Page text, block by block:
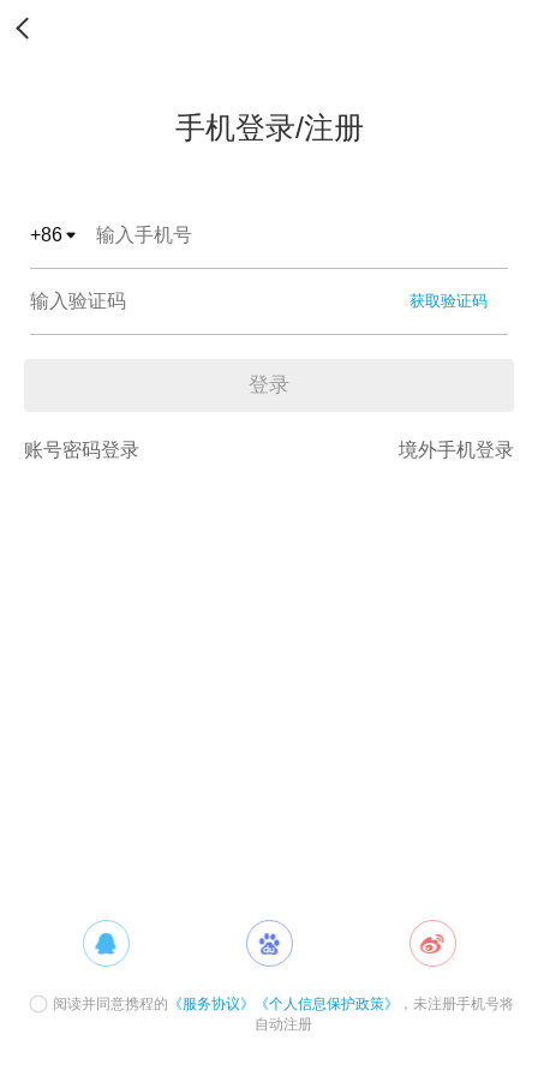
手机登录/注册
+86
获取验证码
登录
账号密码登录 境外手机登录
阅读并同意携程的 《服务协议》 《个人信息保护政策》
，未注册手机号将
自动注册